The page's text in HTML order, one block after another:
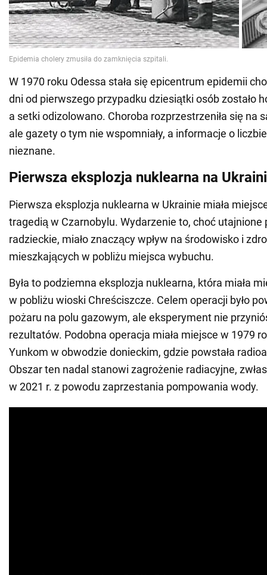
W 1970 roku Odessa stała się epicentrum epidemii
dni od pierwszego przypadku dziesiątki osób zostało
a setki odizolowano. Choroba rozprzestrzeniła się na
ale gazety o tym nie wspomniały, a informacje o
nieznane.
Pierwsza eksplozja nuklearna na
Pierwsza eksplozja nuklearna w Ukrainie miała
tragedią w Czarnobylu. Wydarzenie to, choć utajnione
radzieckie, miało znaczący wpływ na środowisko i
mieszkających w pobliżu miejsca wybuchu.
Była to podziemna eksplozja nuklearna, która miała
w pobliżu wioski Chreściszcze. Celem operacji było
pożaru na polu gazowym, ale eksperyment nie
rezultatów. Podobna operacja miała miejsce w 1979
Yunkom w obwodzie donieckim, gdzie powstała
Obszar ten nadal stanowi zagrożenie radiacyjne,
w 2021 r. z powodu zaprzestania pompowania wody.